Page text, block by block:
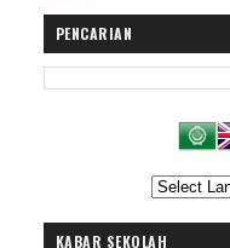
PENCARIAN
KABAR SEKOLAH